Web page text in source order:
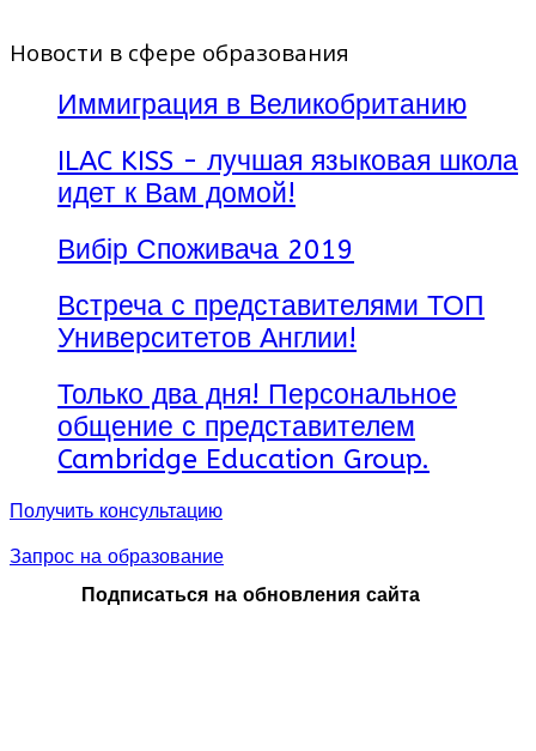
Новости в сфере образования
Иммиграция в Великобританию
ILAC KISS - лучшая языковая школа
идет к Вам домой!
Вибір Споживача 2019
Встреча с представителями ТОП
Университетов Англии!
Только два дня! Персональное
общение с представителем
Cambridge Education Group.
Получить консультацию
Запрос на образование
Подписаться на обновления сайта